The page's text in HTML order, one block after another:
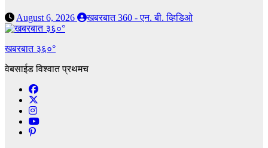
August 6, 2026 खबरबात 360 - एन. बी. व्हिडिओ
खबरबात ३६०°
वेबसाईड विश्वात प्रथमच